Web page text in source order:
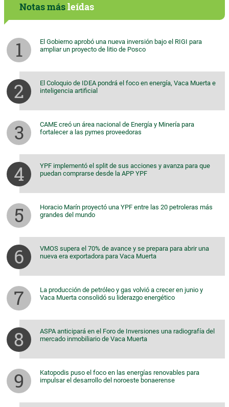
Notas másleídas
El Gobierno aprobó una nueva inversión bajo el RIGI para
ampliar un proyecto de litio de Posco
El Coloquio de IDEA pondrá el foco en energía, Vaca Muerta e
inteligencia artificial
CAME creó un área nacional de Energía y Minería para
fortalecer a las pymes proveedoras
YPF implementó el split de sus acciones y avanza para que
puedan comprarse desde la APP YPF
Horacio Marín proyectó una YPF entre las 20 petroleras más
grandes del mundo
VMOS supera el 70% de avance y se prepara para abrir una
nueva era exportadora para Vaca Muerta
La producción de petróleo y gas volvió a crecer en junio y
Vaca Muerta consolidó su liderazgo energético
ASPA anticipará en el Foro de Inversiones una radiografía del
mercado inmobiliario de Vaca Muerta
Katopodis puso el foco en las energías renovables para
impulsar el desarrollo del noroeste bonaerense